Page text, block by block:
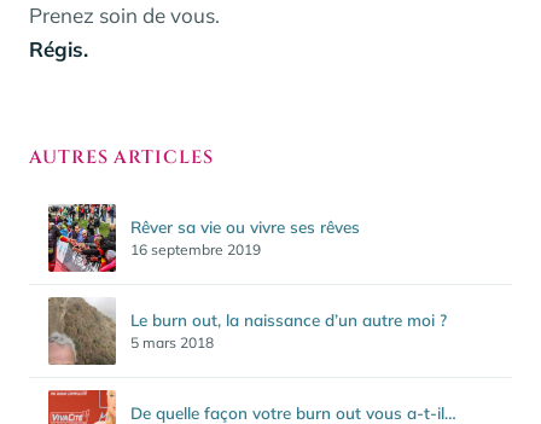
Prenez soin de vous.
Régis.
AUTRES ARTICLES
Rêver sa vie ou vivre ses rêves
16 septembre 2019
Le burn out, la naissance d’un autre moi ?
5 mars 2018
De quelle façon votre burn out vous a-t-il…